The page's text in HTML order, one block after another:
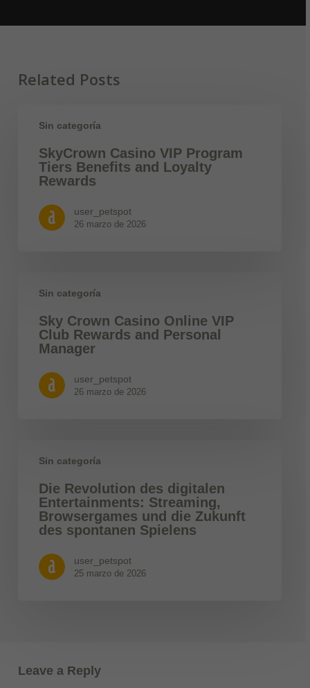
Related Posts
Sin categoría
SkyCrown Casino VIP Program
Tiers Benefits and Loyalty
Rewards
user_petspot
26 marzo de 2026
Sin categoría
Sky Crown Casino Online VIP
Club Rewards and Personal
Manager
user_petspot
26 marzo de 2026
Sin categoría
Die Revolution des digitalen
Entertainments: Streaming,
Browsergames und die Zukunft
des spontanen Spielens
user_petspot
25 marzo de 2026
Leave a Reply